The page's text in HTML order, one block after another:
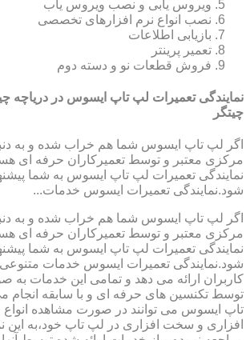
ویروس یابی و نصب ویروس یاب
نصب انواع نرم افزارهای تخصصی
بازیابی اطلاعات
تعمیر پرینتر
فروش قطعات نو و دسته دوم
نمایندگی تعمیرات لپ تاپ ایسوس در دریاچه
چیتگر
اگر لپ تاپ ایسوس شما هم خراب شده و به
مرکزی معتبر و توسط تعمیرکاران حرفه ای
نمایندگی تعمیرات لپ تاپ ایسوس به شما
شود.نمایندگی تعمیرات ایسوس خدمات...
اگر لپ تاپ ایسوس شما هم خراب شده و به
مرکزی معتبر و توسط تعمیرکاران حرفه ای
نمایندگی تعمیرات لپ تاپ ایسوس به شما
شود.نمایندگی تعمیرات ایسوس خدمات متنوعی
کاربران ارائه می دهد و تمامی این خدمات به
توسط تکنسین های حرفه ای و با سابقه انجام
تاپ ایسوس می توانند در صورت مشاهده
افزاری و سخت افزاری در لپ تاپ خود،به این